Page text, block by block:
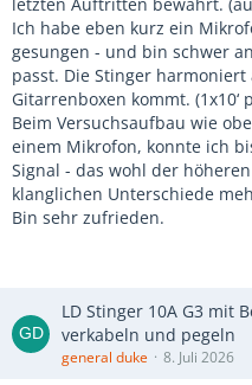
Ich habe eben kurz ein
gesungen - und bin schwer
passt. Die Stinger
Gitarrenboxen kommt. (1x10‘
Beim Versuchsaufbau wie
einem Mikrofon, konnte ich
Signal - das wohl der
klanglichen Unterschiede
Bin sehr zufrieden.
LD Stinger 10A G3 mit
verkabeln und pegeln
general duke 8. Juli 2026